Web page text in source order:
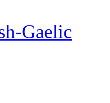
Gaelic